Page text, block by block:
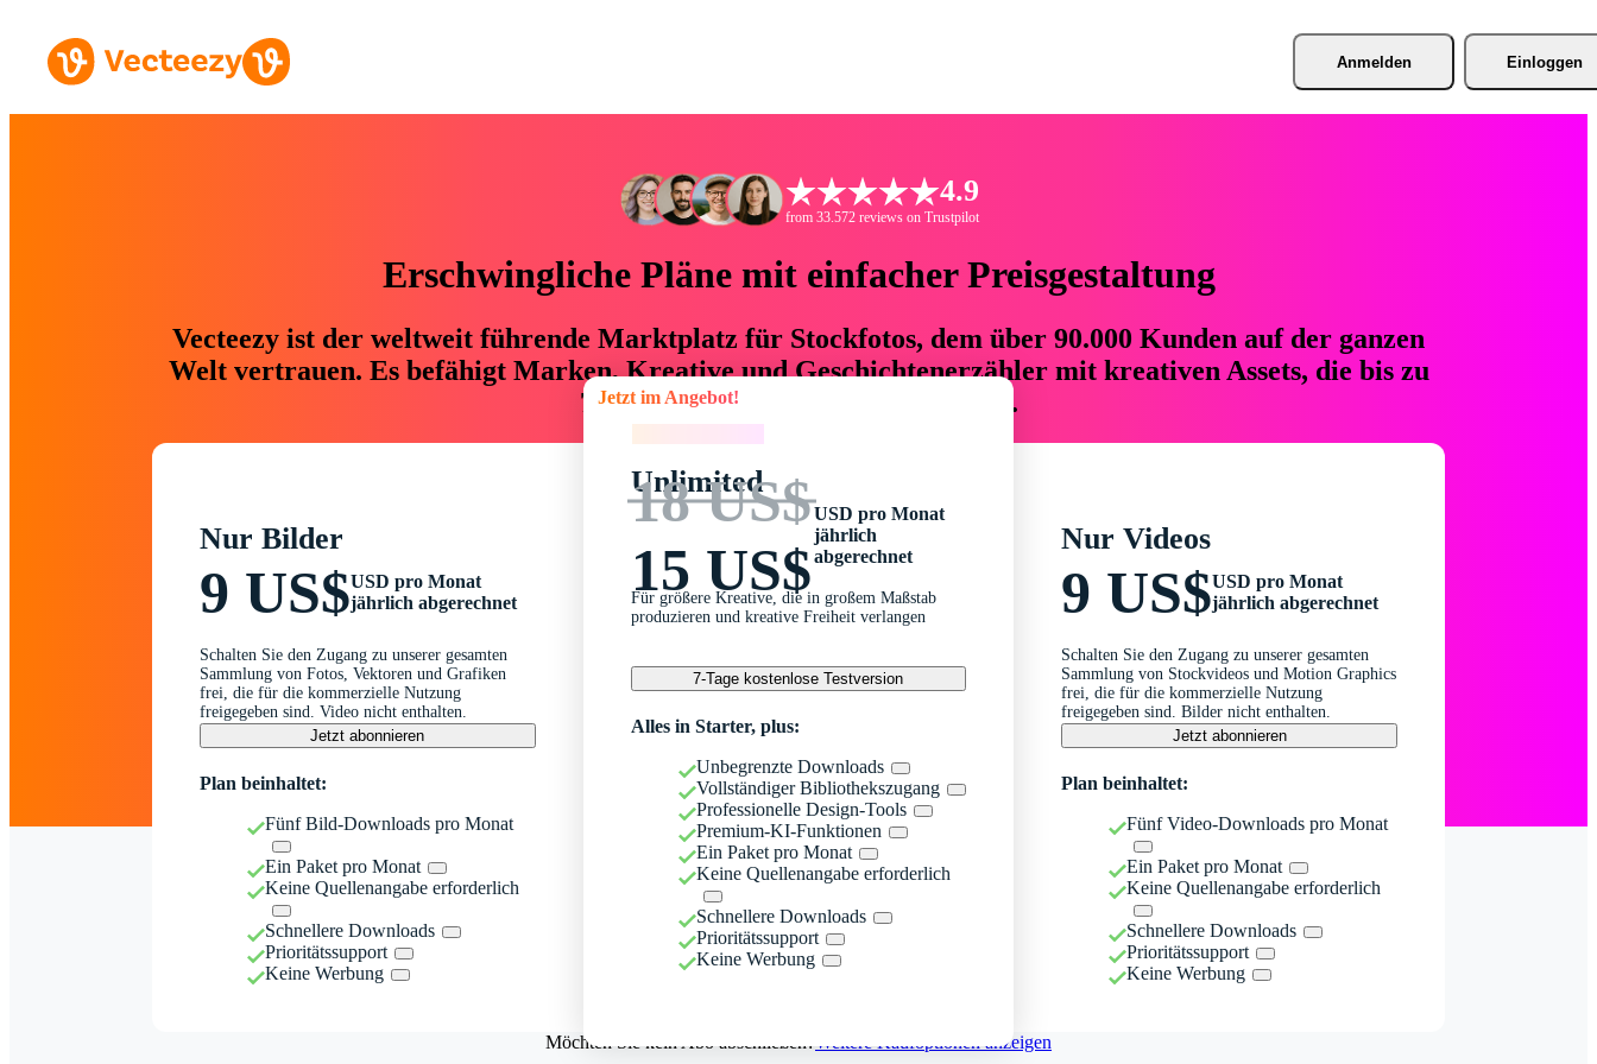
Anmelden Einloggen
4.9
from 33.572 reviews on Trustpilot
Erschwingliche Pläne mit einfacher Preisgestaltung
Vecteezy ist der weltweit führende Marktplatz für Stockfotos, dem über 90.000 Kunden auf der ganzen
Welt vertrauen. Es befähigt Marken, Kreative und Geschichtenerzähler mit kreativen Assets, die bis zu
76 % an Zeit und Budget einsparen.
Nur Bilder
9 US$USD pro Monat
jährlich abgerechnet
Schalten Sie den Zugang zu unserer gesamten
Sammlung von Fotos, Vektoren und Grafiken
frei, die für die kommerzielle Nutzung
freigegeben sind. Video nicht enthalten.
Jetzt abonnieren
Plan beinhaltet:
Fünf Bild-Downloads pro Monat
Ein Paket pro Monat
Keine Quellenangabe erforderlich
Schnellere Downloads
Prioritätssupport
Keine Werbung
Jetzt im Angebot!
Unlimited
18 US$
15 US$
USD pro Monat
jährlich
abgerechnet
Für größere Kreative, die in großem Maßstab
produzieren und kreative Freiheit verlangen
7-Tage kostenlose Testversion
Alles in Starter, plus:
Unbegrenzte Downloads
Vollständiger Bibliothekszugang
Professionelle Design-Tools
Premium-KI-Funktionen
Ein Paket pro Monat
Keine Quellenangabe erforderlich
Schnellere Downloads
Prioritätssupport
Keine Werbung
Nur Videos
9 US$USD pro Monat
jährlich abgerechnet
Schalten Sie den Zugang zu unserer gesamten
Sammlung von Stockvideos und Motion Graphics
frei, die für die kommerzielle Nutzung
freigegeben sind. Bilder nicht enthalten.
Jetzt abonnieren
Plan beinhaltet:
Fünf Video-Downloads pro Monat
Ein Paket pro Monat
Keine Quellenangabe erforderlich
Schnellere Downloads
Prioritätssupport
Keine Werbung
Möchten Sie kein Abo abschließen?Weitere Kaufoptionen anzeigen